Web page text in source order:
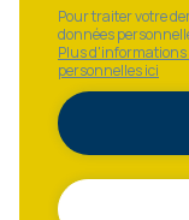
Pour traiter votre
données
Plus d'informations
personnelles ici